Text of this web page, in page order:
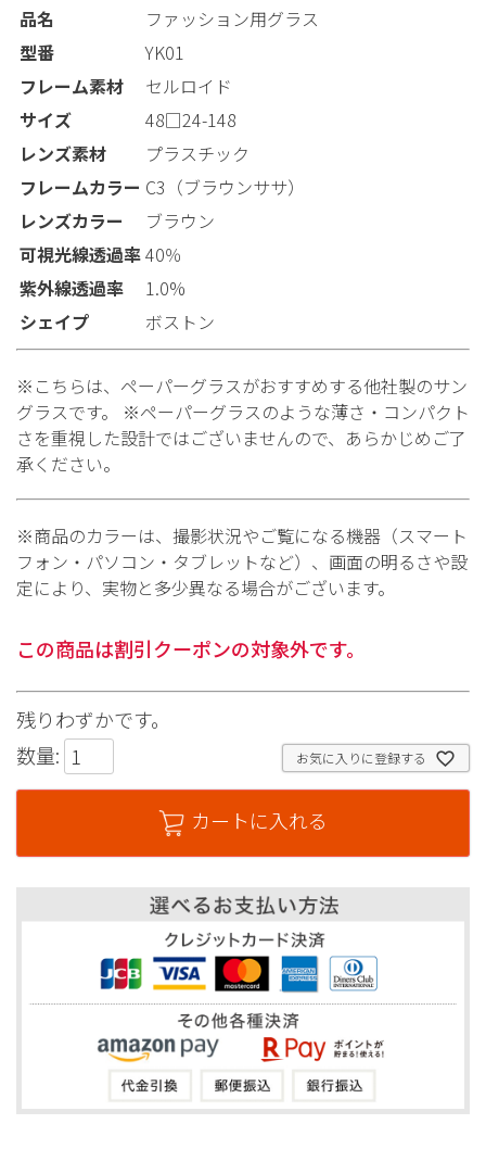
品名
ファッション用グラス
型番
YK01
フレーム素材
セルロイド
サイズ
48□24-148
レンズ素材
プラスチック
フレームカラー C3（ブラウンササ）
レンズカラー
ブラウン
可視光線透過率40％
紫外線透過率
1.0%
シェイプ
ボストン
※こちらは、ペーパーグラスがおすすめする他社製のサン
グラスです。 ※ペーパーグラスのような薄さ・コンパクト
さを重視した設計ではございませんので、あらかじめご了
承ください。
※商品のカラーは、撮影状況やご覧になる機器（スマート
フォン・パソコン・タブレットなど）、画面の明るさや設
定により、実物と多少異なる場合がございます。
この商品は割引クーポンの対象外です。
残りわずかです。
お気に入りに登録する
数量:
カートに入れる